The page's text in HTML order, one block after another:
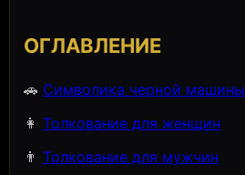
ОГЛАВЛЕНИЕ
🚗 Символика черной машины
👩 Толкование для женщин
👨 Толкование для мужчин